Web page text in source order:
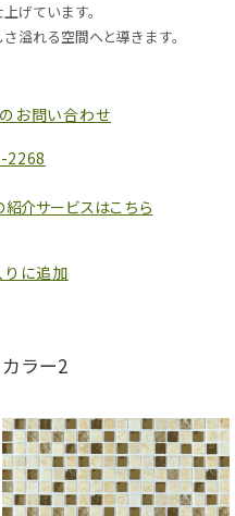
げています。
溢れる空間へと導きます。
お問い合わせ
2268
介サービスはこちら
りに追加
カラー2